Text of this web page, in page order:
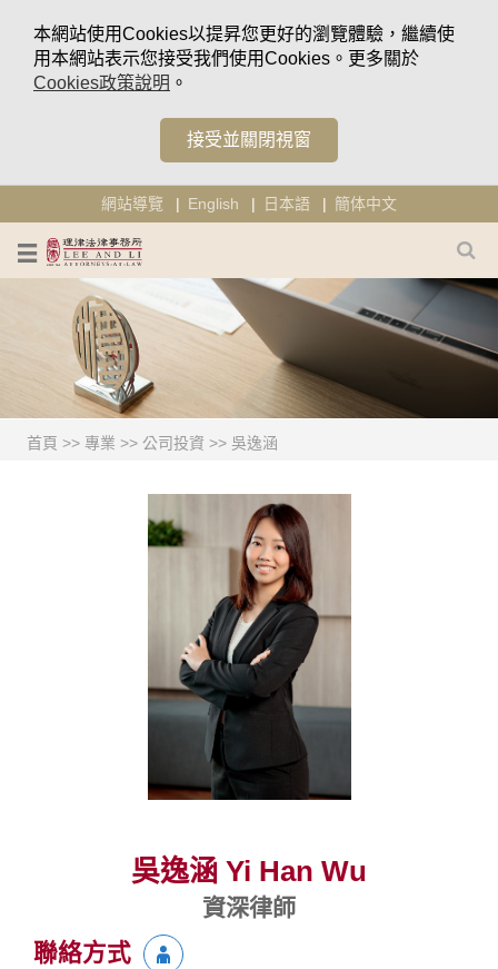
本網站使用Cookies以提昇您更好的瀏覽體驗，繼續使
用本網站表示您接受我們使用Cookies。更多關於
Cookies政策說明 。
接受並關閉視窗
網站導覽 English 日本語 簡体中文
首頁 >> 專業 >> 公司投資 >> 吳逸涵
吳逸涵 Yi Han Wu
資深律師
聯絡方式